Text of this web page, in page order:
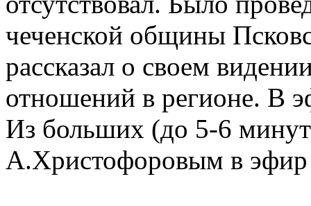
чеченской общины
рассказал о своем
отношений в регионе. В
Из больших (до 5-6
А.Христофоровым в эфир